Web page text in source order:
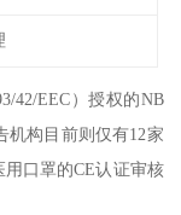
42/EEC）授权的NB
机构目前则仅有12家
用口罩的CE认证审核